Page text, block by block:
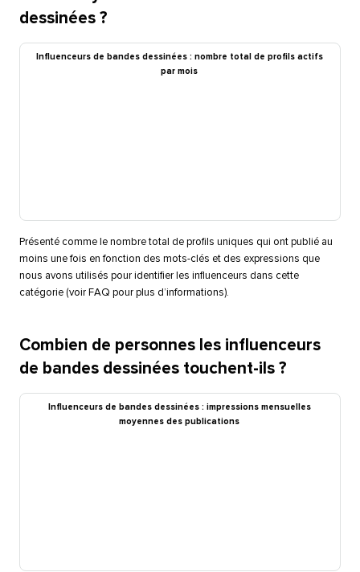
dessinées ?​​
Influenceurs de bandes dessinées : nombre total de profils actifs
par mois​​
Présenté comme le nombre total de profils uniques qui ont publié au
moins une fois en fonction des mots-clés et des expressions que
nous avons utilisés pour identifier les influenceurs dans cette
catégorie (voir FAQ pour plus d’informations).​​
Combien de personnes les influenceurs
de bandes dessinées touchent-ils ?​​
Influenceurs de bandes dessinées : impressions mensuelles
moyennes des publications​​